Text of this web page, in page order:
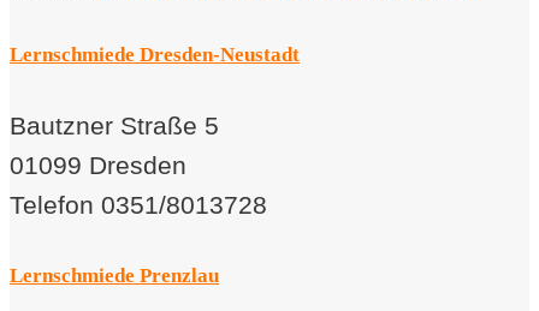
Lernschmiede Dresden-Neustadt
Bautzner Straße 5
01099 Dresden
Telefon 0351/8013728
Lernschmiede Prenzlau